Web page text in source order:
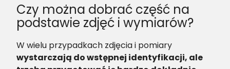
Czy można dobrać część na
podstawie zdjęć i wymiarów?
W wielu przypadkach zdjęcia i pomiary
wystarczają do wstępnej identyfikacji, ale